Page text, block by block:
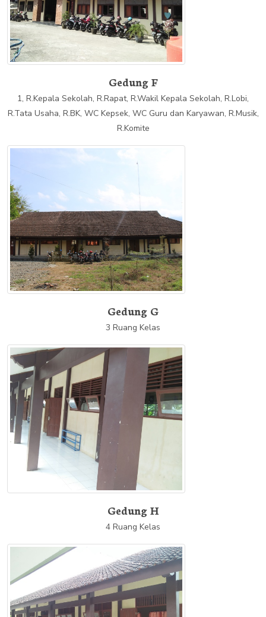
Gedung F
1, R.Kepala Sekolah, R.Rapat, R.Wakil Kepala Sekolah, R.Lobi,
R.Tata Usaha, R.BK, WC Kepsek, WC Guru dan Karyawan, R.Musik,
R.Komite
Gedung G
3 Ruang Kelas
Gedung H
4 Ruang Kelas